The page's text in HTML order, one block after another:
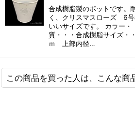
合成樹脂製のポットです。
く、クリスマスローズ 6
いいサイズです。 カラー・
質・・・合成樹脂サイズ・
ｍ 上部内径…
この商品を買った人は、こんな商